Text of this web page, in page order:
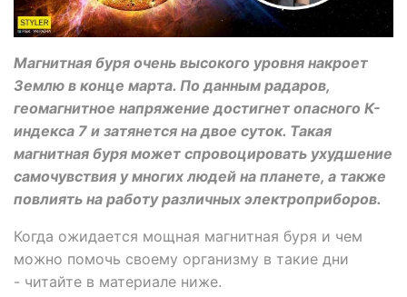
Магнитная буря очень высокого уровня накроет
Землю в конце марта. По данным радаров,
геомагнитное напряжение достигнет опасного К-
индекса 7 и затянется на двое суток. Такая
магнитная буря может спровоцировать ухудшение
самочувствия у многих людей на планете, а также
повлиять на работу различных электроприборов.
Когда ожидается мощная магнитная буря и чем
можно помочь своему организму в такие дни
- читайте в материале ниже.